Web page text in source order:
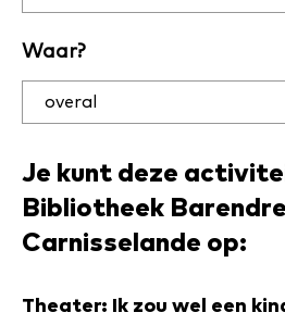
op datum
en plaats
Waar?
Je kunt deze
Bibliotheek
Carnisselande op:
Theater: Ik zou wel een